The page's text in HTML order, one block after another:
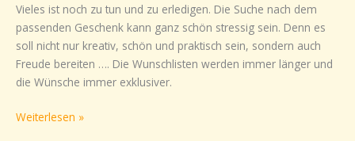
Vieles ist noch zu tun und zu erledigen. Die Suche nach dem
passenden Geschenk kann ganz schön stressig sein. Denn es
soll nicht nur kreativ, schön und praktisch sein, sondern auch
Freude bereiten …. Die Wunschlisten werden immer länger und
die Wünsche immer exklusiver.
Weiterlesen »